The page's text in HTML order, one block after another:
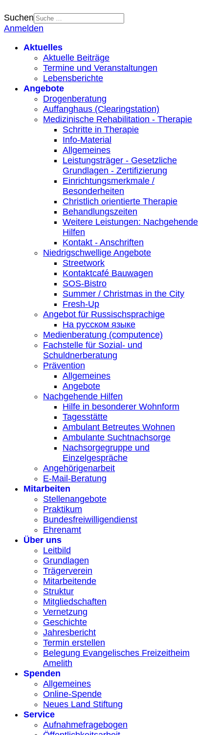
Suchen
Anmelden
Aktuelles
Aktuelle Beiträge
Termine und Veranstaltungen
Lebensberichte
Angebote
Drogenberatung
Auffanghaus (Clearingstation)
Medizinische Rehabilitation - Therapie
Schritte in Therapie
Info-Material
Allgemeines
Leistungsträger - Gesetzliche
Grundlagen - Zertifizierung
Einrichtungsmerkmale /
Besonderheiten
Christlich orientierte Therapie
Behandlungszeiten
Weitere Leistungen: Nachgehende
Hilfen
Kontakt - Anschriften
Niedrigschwellige Angebote
Streetwork
Kontaktcafé Bauwagen
SOS-Bistro
Summer / Christmas in the City
Fresh-Up
Angebot für Russischsprachige
На русском языке
Medienberatung (computence)
Fachstelle für Sozial- und
Schuldnerberatung
Prävention
Allgemeines
Angebote
Nachgehende Hilfen
Hilfe in besonderer Wohnform
Tagesstätte
Ambulant Betreutes Wohnen
Ambulante Suchtnachsorge
Nachsorgegruppe und
Einzelgespräche
Angehörigenarbeit
E-Mail-Beratung
Mitarbeiten
Stellenangebote
Praktikum
Bundesfreiwilligendienst
Ehrenamt
Über uns
Leitbild
Grundlagen
Trägerverein
Mitarbeitende
Struktur
Mitgliedschaften
Vernetzung
Geschichte
Jahresbericht
Termin erstellen
Belegung Evangelisches Freizeitheim
Amelith
Spenden
Allgemeines
Online-Spende
Neues Land Stiftung
Service
Aufnahmefragebogen